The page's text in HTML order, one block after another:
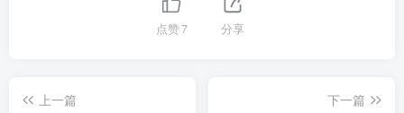
点赞7 分享
上一篇
下一篇